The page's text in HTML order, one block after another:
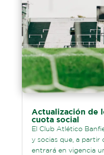
Actualización de
cuota social
El Club Atlético
y socias que, a partir
entrará en vigencia